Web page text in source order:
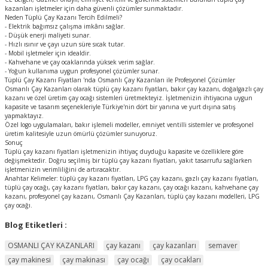
kazanları işletmeler için daha güvenli çözümler sunmaktadır.
Neden Tüplü Çay Kazanı Tercih Edilmeli?
- Elektrik bağımsız çalışma imkânı sağlar.
- Düşük enerji maliyeti sunar.
- Hızlı ısınır ve çayı uzun süre sıcak tutar.
- Mobil işletmeler için idealdir.
- Kahvehane ve çay ocaklarında yüksek verim sağlar.
- Yoğun kullanıma uygun profesyonel çözümler sunar.
Tüplü Çay Kazanı Fiyatları 'nda Osmanlı Çay Kazanları ile Profesyonel Çözümler
Osmanlı Çay Kazanları olarak tüplü çay kazanı fiyatları, bakır çay kazanı, doğalgazlı çay
kazanı ve özel üretim çay ocağı sistemleri üretmekteyiz. İşletmenizin ihtiyacına uygun
kapasite ve tasarım seçenekleriyle Türkiye'nin dört bir yanına ve yurt dışına satış
yapmaktayız.
Özel logo uygulamaları, bakır işlemeli modeller, emniyet ventilli sistemler ve profesyonel
üretim kalitesiyle uzun ömürlü çözümler sunuyoruz.
Sonuç
Tüplü çay kazanı fiyatları işletmenizin ihtiyaç duyduğu kapasite ve özelliklere göre
değişmektedir. Doğru seçilmiş bir tüplü çay kazanı fiyatları, yakıt tasarrufu sağlarken
işletmenizin verimliliğini de artıracaktır.
Anahtar Kelimeler: tüplü çay kazanı fiyatları, LPG çay kazanı, gazlı çay kazanı fiyatları,
tüplü çay ocağı, çay kazanı fiyatları, bakır çay kazanı, çay ocağı kazanı, kahvehane çay
kazanı, profesyonel çay kazanı, Osmanlı Çay Kazanları, tüplü çay kazanı modelleri, LPG
çay ocağı.
Blog Etiketleri :
OSMANLI ÇAY KAZANLARI çay kazanı çay kazanları
semaver
çay makinesi
çay makinası çay ocağı
çay ocakları